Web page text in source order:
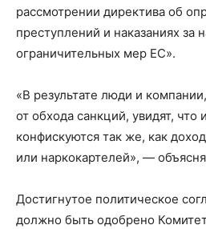
рассмотрении директива об
преступлений и наказаниях за
ограничительных мер ЕС».
«В результате люди и
от обхода санкций, увидят, что
конфискуются так же, как
или наркокартелей», —
Достигнутое политическое
должно быть одобрено